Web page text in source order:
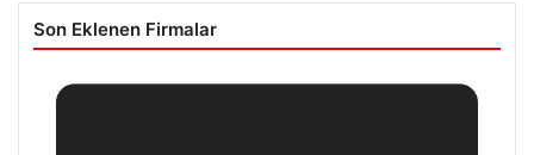
Son Eklenen Firmalar